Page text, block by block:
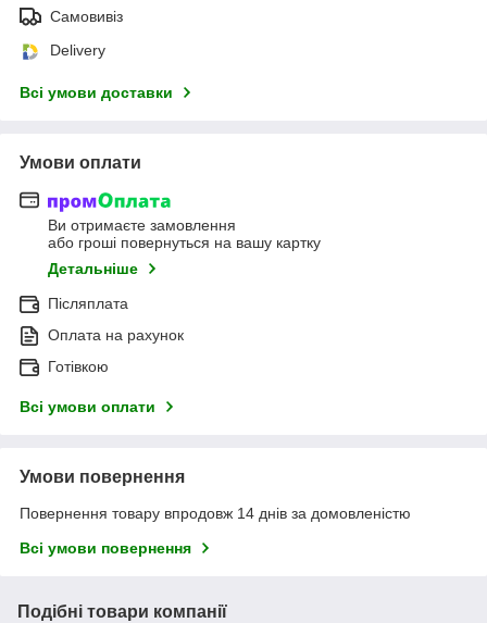
Самовивіз
Delivery
Всі умови доставки
Умови оплати
Ви отримаєте замовлення
або гроші повернуться на вашу картку
Детальніше
Післяплата
Оплата на рахунок
Готівкою
Всі умови оплати
Умови повернення
Повернення товару впродовж 14 днів за домовленістю
Всі умови повернення
Подібні товари компанії